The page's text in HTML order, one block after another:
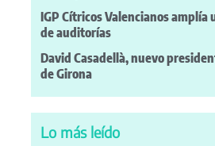
IGP Cítricos Valencianos amplía
de auditorías
David Casadellà, nuevo
de Girona
Lo más leído